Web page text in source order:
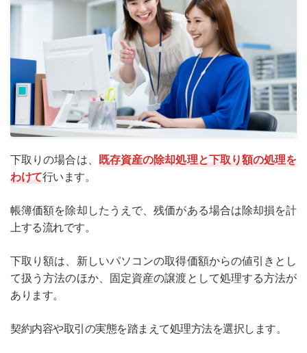
下取りの場合は、 既存資産の除却処理と下取り額の処理を
わけて行います。
帳簿価額を除却したうえで、残価がある場合は除却損を計
上する流れです。
下取り額は、新しいパソコンの取得価額からの値引きとし
て扱う方法のほか、固定資産の譲渡として処理する方法が
あります。
契約内容や取引の実態を踏まえて処理方法を選択します。